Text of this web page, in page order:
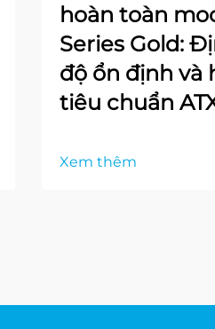
hoàn toàn
Series Gold:
độ ổn định và
tiêu chuẩn
Xem thêm